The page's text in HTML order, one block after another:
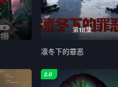
第18集
凛冬下的罪恶
2.0